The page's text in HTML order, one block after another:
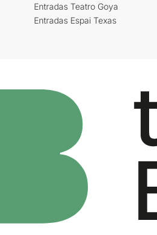
Entradas Teatro Goya
Entradas Espai Texas